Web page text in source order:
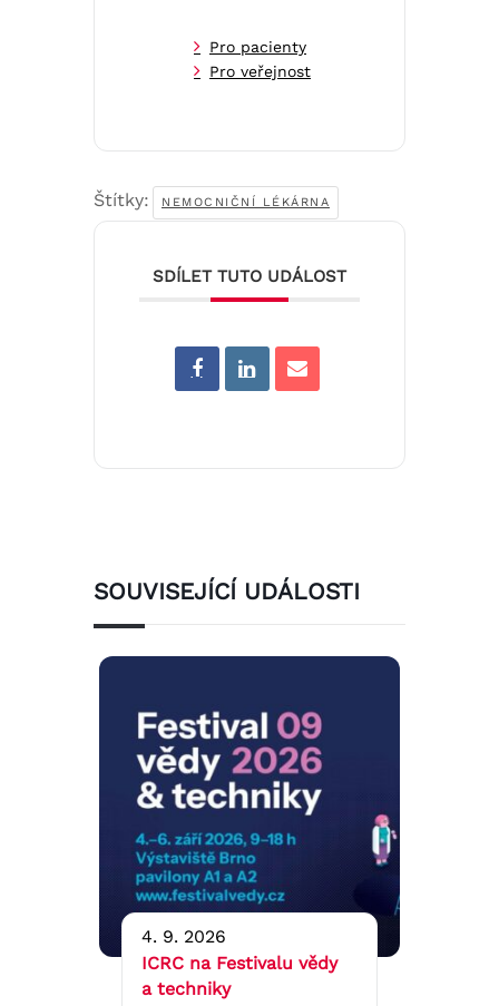
Pro pacienty
Pro veřejnost
Štítky: NEMOCNIČNÍ LÉKÁRNA
SDÍLET TUTO UDÁLOST
SOUVISEJÍCÍ UDÁLOSTI
4. 9. 2026
ICRC na Festivalu vědy
a techniky